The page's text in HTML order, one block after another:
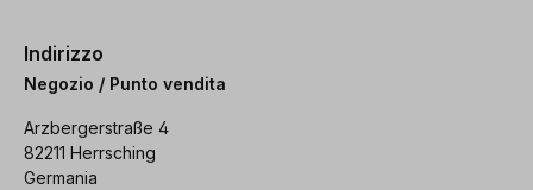
Indirizzo
Negozio / Punto vendita
Arzbergerstraße 4
82211 Herrsching
Germania